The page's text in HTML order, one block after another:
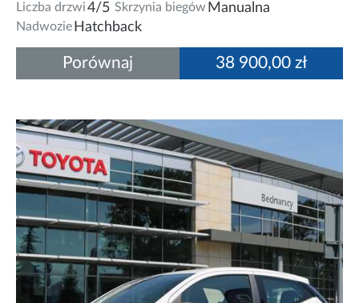
Liczba drzwi4/5 Skrzynia biegów Manualna
Nadwozie Hatchback
38 900,00 zł
Porównaj